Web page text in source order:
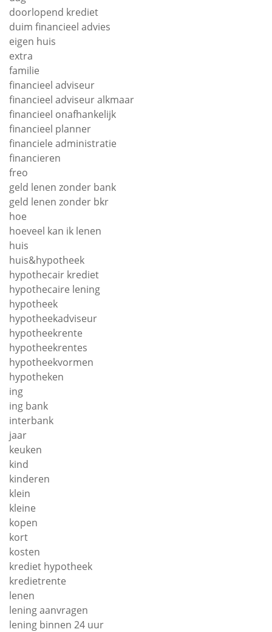
doorlopend krediet
duim financieel advies
eigen huis
extra
familie
financieel adviseur
financieel adviseur alkmaar
financieel onafhankelijk
financieel planner
financiele administratie
financieren
freo
geld lenen zonder bank
geld lenen zonder bkr
hoe
hoeveel kan ik lenen
huis
huis&hypotheek
hypothecair krediet
hypothecaire lening
hypotheek
hypotheekadviseur
hypotheekrente
hypotheekrentes
hypotheekvormen
hypotheken
ing
ing bank
interbank
jaar
keuken
kind
kinderen
klein
kleine
kopen
kort
kosten
krediet hypotheek
kredietrente
lenen
lening aanvragen
lening binnen 24 uur